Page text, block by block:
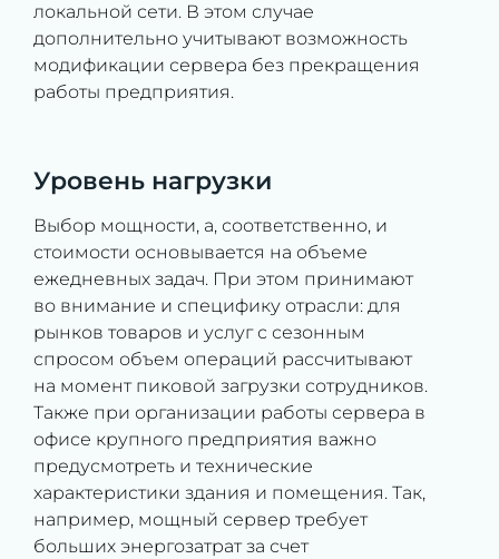
локальной сети. В этом случае
дополнительно учитывают возможность
модификации сервера без прекращения
работы предприятия.
Уровень нагрузки
Выбор мощности, а, соответственно, и
стоимости основывается на объеме
ежедневных задач. При этом принимают
во внимание и специфику отрасли: для
рынков товаров и услуг с сезонным
спросом объем операций рассчитывают
на момент пиковой загрузки сотрудников.
Также при организации работы сервера в
офисе крупного предприятия важно
предусмотреть и технические
характеристики здания и помещения. Так,
например, мощный сервер требует
больших энергозатрат за счет